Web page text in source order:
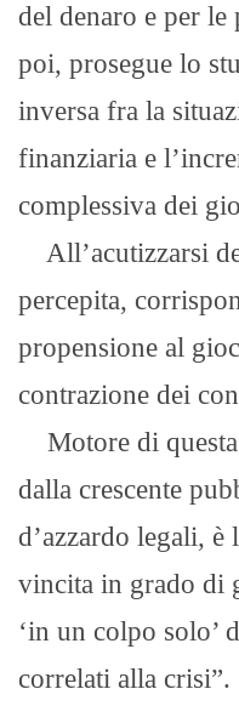
del denaro e per le
poi, prosegue lo
inversa fra la
finanziaria e
complessiva dei
All’acutizzarsi
percepita,
propensione al
contrazione dei
Motore di questa
dalla crescente
d’azzardo legali,
vincita in grado di
‘in un colpo solo’
correlati alla crisi”.